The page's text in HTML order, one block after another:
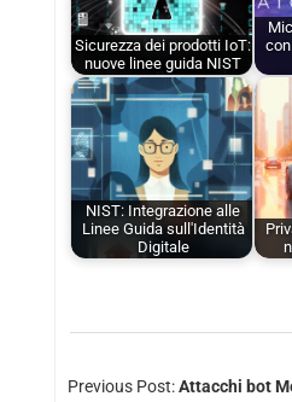
Sicurezza dei prodotti IoT:
nuove linee guida NIST
NIST: Integrazione alle
Linee Guida sull'Identità
Digitale
Previous Post:Attacchi bot